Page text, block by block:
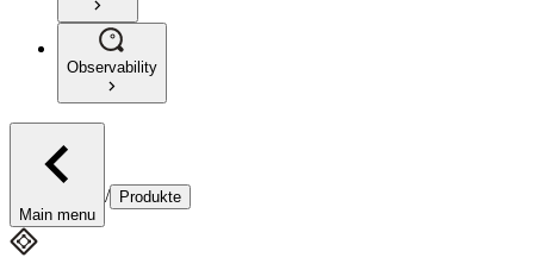
Observability
Main menu
/ Produkte